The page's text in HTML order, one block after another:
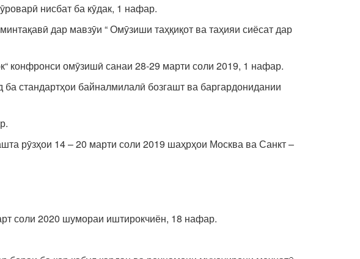
нисбат ба кӯдак, 1 нафар.
дар мавзӯи “ Омӯзиши таҳқиқот ва таҳияи сиёсат дар
конфронси омӯзишӣ санаи 28-29 марти соли 2019, 1 нафар.
стандартҳои байналмилалӣ бозгашт ва баргардонидании
рӯзҳои 14 – 20 марти соли 2019 шаҳрҳои Москва ва Санкт –
соли 2020 шумораи иштирокчиён, 18 нафар.